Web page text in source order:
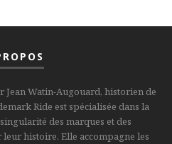
Jean Watin-Augouard, historien de
Ride est spécialisée dans la
des marques et des
histoire. Elle accompagne les